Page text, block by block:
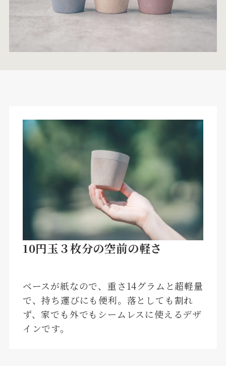
10円⽟３枚分の空前の軽さ
ベースが紙なので、重さ14グラムと超軽量
で、持ち運びにも便利。落としても割れ
ず、家でも外でもシームレスに使えるデザ
インです。